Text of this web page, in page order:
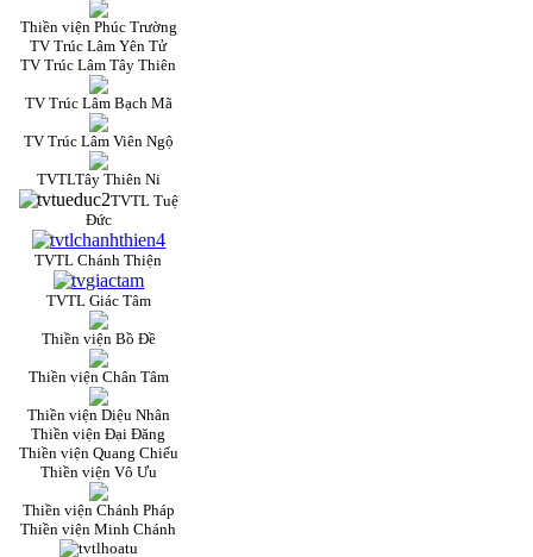
Thiền viện Phúc Trường
TV Trúc Lâm Yên Tử
TV Trúc Lâm Tây Thiên
TV Trúc Lâm Bạch Mã
TV Trúc Lâm Viên Ngộ
TVTLTây Thiên Ni
TVTL Tuệ
Đức
TVTL Chánh Thiện
TVTL Giác Tâm
Thiền viện Bồ Đề
Thiền viện Chân Tâm
Thiền viện Diệu Nhân
Thiền viện Đại Đăng
Thiền viện Quang Chiếu
Thiền viện Vô Ưu
Thiền viện Chánh Pháp
Thiền viện Minh Chánh